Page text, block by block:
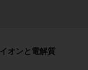
イオンと電解質